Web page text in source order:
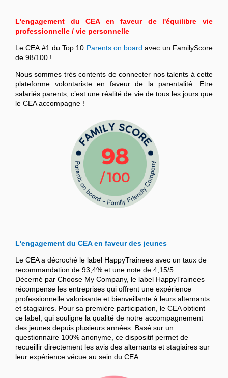
L'engagement du CEA en faveur de l'équilibre vie
professionnelle / vie personnelle
Le CEA #1 du Top 10 Parents on board avec un FamilyScore
de 98/100 !
Nous sommes très contents de connecter nos talents à cette
plateforme volontariste en faveur de la parentalité. Etre
salariés parents, c’est une réalité de vie de tous les jours que
le CEA accompagne !
L'engagement du CEA en faveur des jeunes
Le CEA a décroché le label HappyTrainees avec un taux de
recommandation de 93,4% et une note de 4,15/5.
Décerné par Choose My Company, le label HappyTrainees
récompense les entreprises qui offrent une expérience
professionnelle valorisante et bienveillante à leurs alternants
et stagiaires. Pour sa première participation, le CEA obtient
ce label, qui souligne la qualité de notre accompagnement
des jeunes depuis plusieurs années. Basé sur un
questionnaire 100% anonyme, ce dispositif permet de
recueillir directement les avis des alternants et stagiaires sur
leur expérience vécue au sein du CEA.